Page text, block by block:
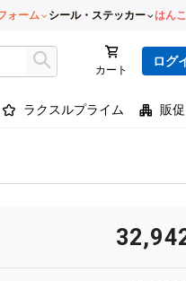
ォーム シール・ステッカー はん
カート
ログ
ラクスルプライム 販